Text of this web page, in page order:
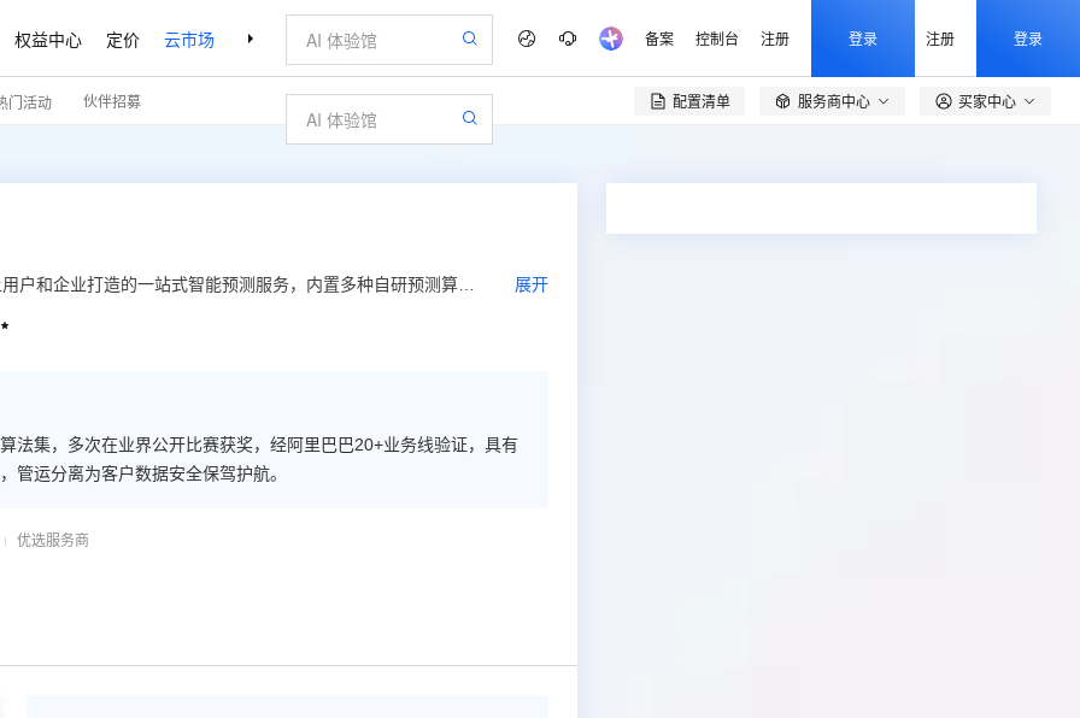
权益中心 定价 云市场 合作伙伴 支持与服务 了解阿里云 备案 控制台 注册 登录 注册 登录
门活动 伙伴招募 配置清单  服务商中心 买家中心
户和企业打造的一站式智能预测服务，内置多种自研预测算
展开

法集，多次在业界公开比赛获奖，经阿里巴巴20+业务线验证，具有
管运分离为客户数据安全保驾护航。
优选服务商